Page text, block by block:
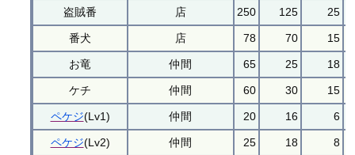
盗賊番 店 250 125 25
番犬 店 78 70 15
お竜 仲間 65 25 18
ケチ 仲間 60 30 15
ペケジ(Lv1) 仲間 20 16 6
ペケジ(Lv2) 仲間 25 18 8